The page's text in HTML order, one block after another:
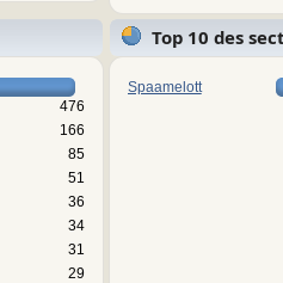
476
166
85
51
36
34
31
29
Top 10 des
Spaamelott